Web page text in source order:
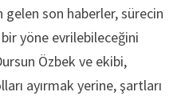
son haberler, sürecin
yöne evrilebileceğini
Özbek ve ekibi,
ayırmak yerine, şartları